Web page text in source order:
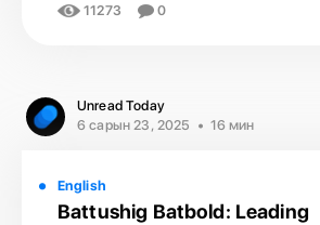
11273 0
Unread Today
6 сарын 23, 2025
16 мин
English
Battushig Batbold: Leading